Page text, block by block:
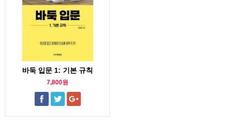
바둑 입문 1: 기본 규칙
7,800원